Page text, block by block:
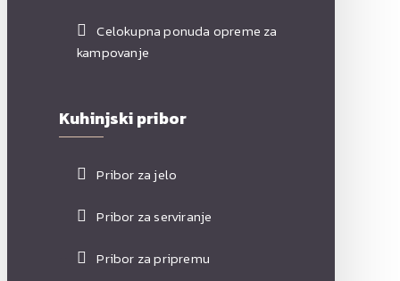
Celokupna ponuda opreme za
kampovanje
Kuhinjski pribor
Pribor za jelo
Pribor za serviranje
Pribor za pripremu